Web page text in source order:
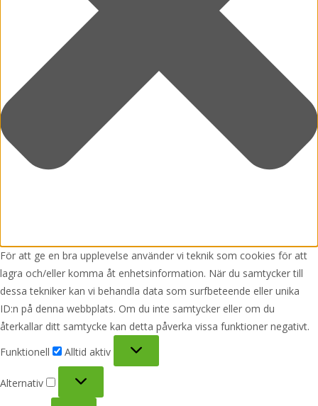
För att ge en bra upplevelse använder vi teknik som cookies för att
lagra och/eller komma åt enhetsinformation. När du samtycker till
dessa tekniker kan vi behandla data som surfbeteende eller unika
ID:n på denna webbplats. Om du inte samtycker eller om du
återkallar ditt samtycke kan detta påverka vissa funktioner negativt.
Funktionell
Alltid aktiv
Alternativ